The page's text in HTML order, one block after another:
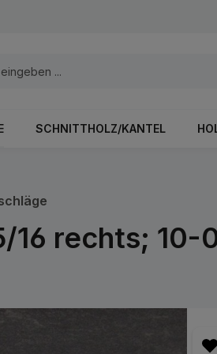
SCHNITTHOLZ/KANTEL
16 rechts; 10-